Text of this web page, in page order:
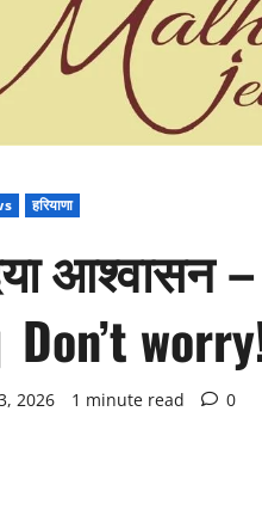
हरियाणा
आश्वासन
Don’t
2026 1 minute read 0